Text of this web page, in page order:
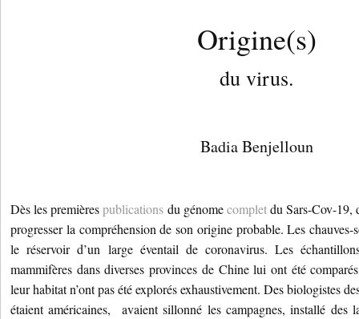
Origine(s)
du virus.
Badia Benjelloun
Dès les premièrespublications du génomecompletdu Sars-Cov-19,
progresser la compréhension de son origine probable. Les
le réservoir d’un large éventail de coronavirus. Les
mammifères dans diverses provinces de Chine lui ont été
leur habitat n’ont pas été explorés exhaustivement. Des biologistes
étaient américaines, avaient sillonné les campagnes, installé des